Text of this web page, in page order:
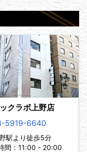
クラボ上野店
5919-6640
駅より徒歩5分
間：11:00 - 20:00